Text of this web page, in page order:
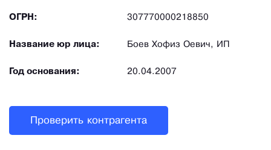
ОГРН: 307770000218850
Название юр лица: Боев Хофиз Оевич, ИП
Год основания: 20.04.2007
Проверить контрагента